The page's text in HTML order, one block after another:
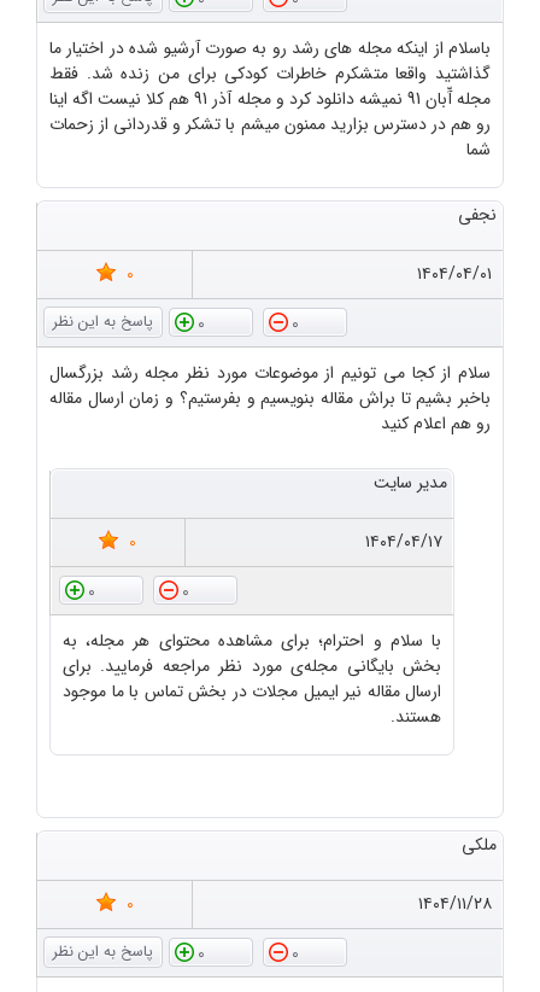
باسلام از اینکه مجله های رشد رو به صورت آرشیو شده در اختیار ما
گذاشتید واقعا متشکرم خاطرات کودکی برای من زنده شد. فقط
مجله آّبان 91 نمیشه دانلود کرد و مجله آذر 91 هم کلا نیست اگه اینا
رو هم در دسترس بزارید ممنون میشم با تشکر و قدردانی از زحمات
شما
نجفی
۱۴۰۴/۰۴/۰۱
0
0
0
سلام از کجا می تونیم از موضوعات مورد نظر مجله رشد بزرگسال
باخبر بشیم تا براش مقاله بنویسیم و بفرستیم؟ و زمان ارسال مقاله
رو هم اعلام کنید
مدیر سایت
۱۴۰۴/۰۴/۱۷
0
0
0
با سلام و احترام؛ برای مشاهده محتوای هر مجله، به
بخش بایگانی مجله‌ی مورد نظر مراجعه فرمایید. برای
ارسال مقاله نیر ایمیل مجلات در بخش تماس با ما موجود
هستند.
ملکی
۱۴۰۴/۱۱/۲۸
0
0
0